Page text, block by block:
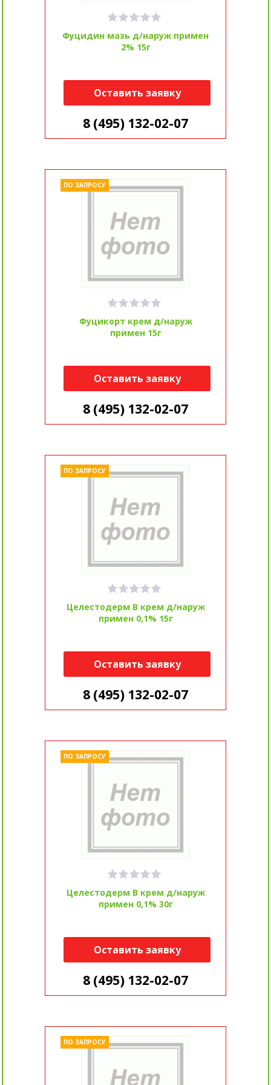
Фуцидин мазь д/наруж примен
2% 15г
Оставить заявку
8 (495) 132-02-07
Фуцикорт крем д/наруж
примен 15г
ПО ЗАПРОСУ
Оставить заявку
8 (495) 132-02-07
Целестодерм В крем д/наруж
примен 0,1% 15г
ПО ЗАПРОСУ
Оставить заявку
8 (495) 132-02-07
Целестодерм В крем д/наруж
примен 0,1% 30г
ПО ЗАПРОСУ
Оставить заявку
8 (495) 132-02-07
ПО ЗАПРОСУ